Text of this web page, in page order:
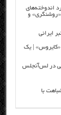
اندوخته‌های
و
«کایروس» | یک
در لس‌آنجلس
با